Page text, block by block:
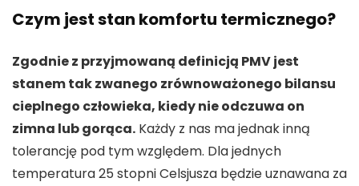
Czym jest stan komfortu termicznego?
Zgodnie z przyjmowaną definicją PMV jest
stanem tak zwanego zrównoważonego bilansu
cieplnego człowieka, kiedy nie odczuwa on
zimna lub gorąca. Każdy z nas ma jednak inną
tolerancję pod tym względem. Dla jednych
temperatura 25 stopni Celsjusza będzie uznawana za